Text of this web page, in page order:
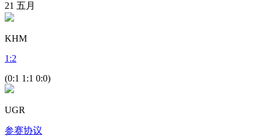
21 五月
KHM
1 :2
(0:1 1:1 0:0)
UGR
参赛协议